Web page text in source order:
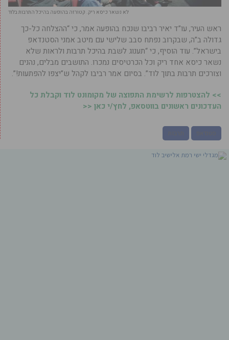
לא נשאר כיסא ריק. קטורזה בהופעה בהיכל התרבות בלוד
ראש העיר, עו”ד יאיר רביבו שנכח בהופעה אמר, כי “ההצלחה כל-כך
גדולה ב”ה, שבקרוב נפתח סבב שלישי עם מיטב אמני הסטנדאפ
בישראל”. עוד הוסיף, כי “תענוג לשבת בהיכל תרבות ולראות שלא
נשאר כיסא אחד ריק וכל הכרטיסים נמכרו. התושבים מבלים, נהנים
וצורכים תרבות בתוך לוד”. בסיום אמר רביבו לקהל ש”יצפו להפתעות!”.
>> להצטרפות לרשימת התפוצה של מקומונט לוד וקבלת כל
העדכונים ראשונים בווטסאפ, לחץ/י כאן <<